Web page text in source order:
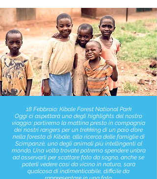
18 Febbraio: Kibale Forest National Park
Oggi ci aspettarà uno degli highlights del nostro
viaggio: partiremo la mattina presto in compagnia
dei nostri rangers per un trekking di un paio d’ore
nella foresta di Kibale, alla ricerca delle famiglie di
Scimpanzè, uno degli animali più intellingenti al
mondo. Una volta trovate potremo spendere un’ora
ad osservarli per scattare foto da sogno, anche se
poterli vedere così da vicino in natura, sarà
qualcosa di indimenticabile, difficile da